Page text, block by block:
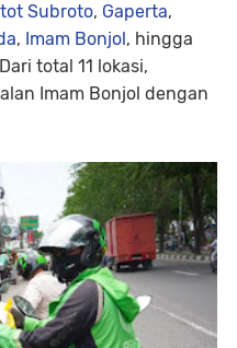
Subroto, Gaperta,
, Imam Bonjol, hingga
total 11 lokasi,
Imam Bonjol dengan